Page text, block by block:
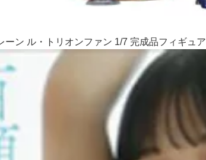
ーン ル・トリオンファン 1/7 完成品フィギュア